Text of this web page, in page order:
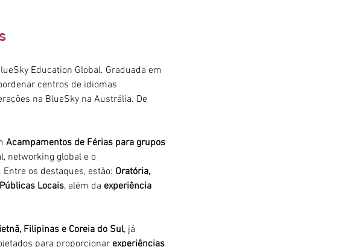
Education Global. Graduada em
centros de idiomas
na BlueSky na Austrália. De
Acampamentos de Férias para grupos
networking global e o
os destaques, estão: Oratória,
Locais, além da experiência
Filipinas e Coreia do Sul, já
para proporcionar experiências